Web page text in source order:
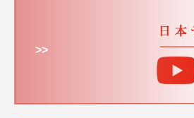
>>